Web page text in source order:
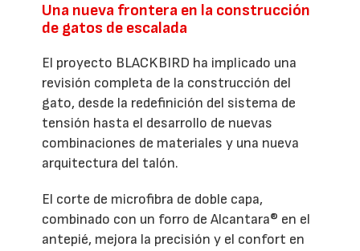
Una nueva frontera en la construcción
de gatos de escalada
El proyecto BLACKBIRD ha implicado una
revisión completa de la construcción del
gato, desde la redefinición del sistema de
tensión hasta el desarrollo de nuevas
combinaciones de materiales y una nueva
arquitectura del talón.
El corte de microfibra de doble capa,
combinado con un forro de Alcantara® en el
antepié, mejora la precisión y el confort en